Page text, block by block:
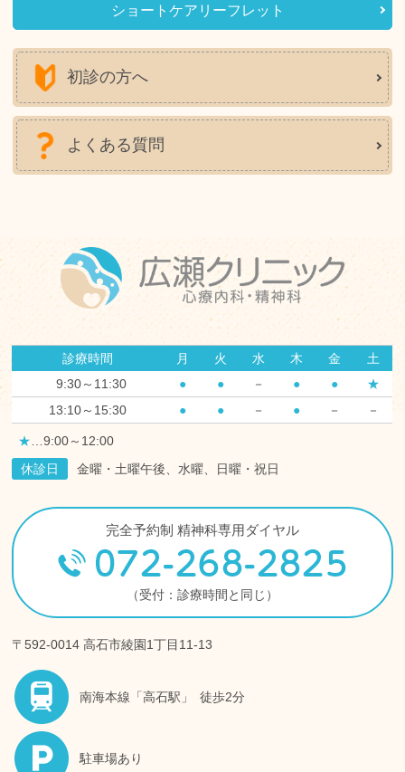
ショートケアリーフレット
初診の方へ
よくある質問
診療時間 月 火 水 木 金
土
9:30～11:30
● ● － ● ●
★
13:10～15:30
● ● － ● － －
★ …9:00～12:00
休診日
金曜・土曜午後、水曜、日曜・祝日
完全予約制 精神科専用ダイヤル
（受付：診療時間と同じ）
〒592-0014 高石市綾園1丁目11-13
南海本線 「高石駅」徒歩2分
駐車場あり